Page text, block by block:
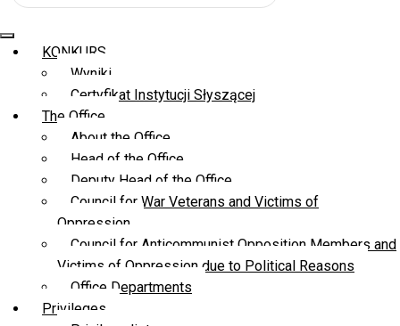
KONKURS
Wyniki
Certyfikat Instytucji Słyszącej
The Office
About the Office
Head of the Office
Deputy Head of the Office
Council for War Veterans and Victims of
Oppression
Council for Anticommunist Opposition Members and
Victims of Oppression due to Political Reasons
Office Departments
Privileges